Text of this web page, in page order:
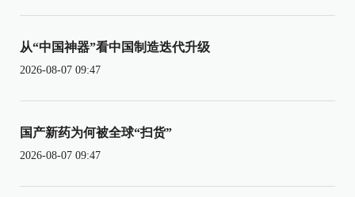
从“中国神器”看中国制造迭代升级
2026-08-07 09:47
国产新药为何被全球“扫货”
2026-08-07 09:47